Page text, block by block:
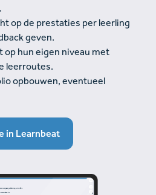
op de prestaties per leerling
geven.
op hun eigen niveau met
leerroutes.
opbouwen, eventueel
in Learnbeat